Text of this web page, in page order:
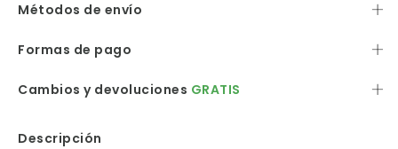
Métodos de envío
Formas de pago
Cambios y devoluciones GRATIS
Descripción